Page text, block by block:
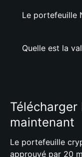
Le portefeuille
Quelle est la
maintenant
Le portefeuille
approuvé par 20